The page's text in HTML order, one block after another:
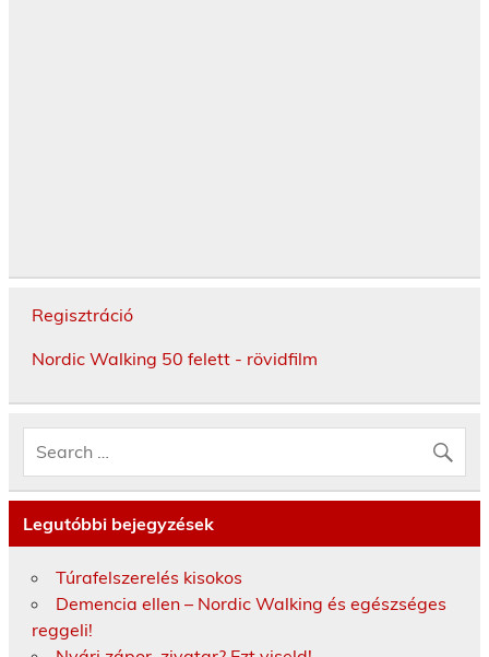
Regisztráció
Nordic Walking 50 felett - rövidfilm
Legutóbbi bejegyzések
Túrafelszerelés kisokos
Demencia ellen – Nordic Walking és egészséges
reggeli!